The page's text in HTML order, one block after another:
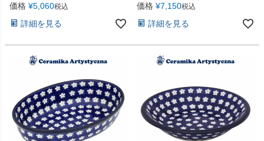
価格 ¥5,060税込
詳細を見る
価格 ¥7,150税込
詳細を見る